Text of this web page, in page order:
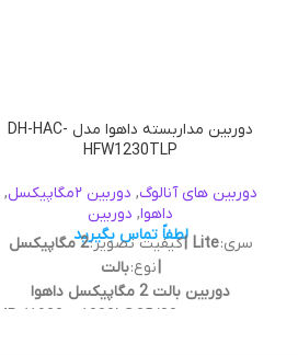
دوربین مداربسته داهوا مدل DH-HAC-
HFW1230TLP
دوربین های آنالوگ, دوربین ۲مگاپیکسل
,
داهوا, دوربین
لطفاً تماس بگیرید
سری:Lite | کیفیت تصویر: 2 مگاپیکسل
نوع:بالت
دوربین بالت 2 مگاپیکسل داهوا